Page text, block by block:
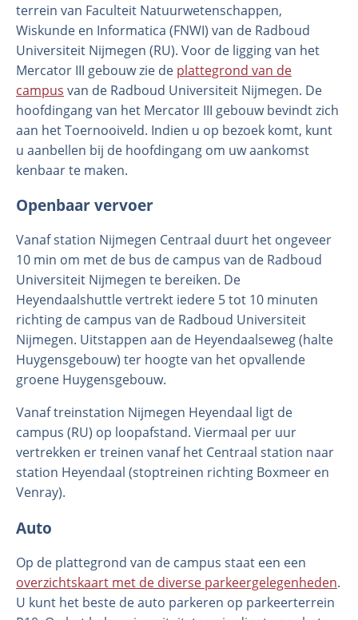
terrein van Faculteit Natuurwetenschappen,
Wiskunde en Informatica (FNWI) van de Radboud
Universiteit Nijmegen (RU). Voor de ligging van het
Mercator III gebouw zie de plattegrond van de
campus van de Radboud Universiteit Nijmegen. De
hoofdingang van het Mercator III gebouw bevindt zich
aan het Toernooiveld. Indien u op bezoek komt, kunt
u aanbellen bij de hoofdingang om uw aankomst
kenbaar te maken.
Openbaar vervoer
Vanaf station Nijmegen Centraal duurt het ongeveer
10 min om met de bus de campus van de Radboud
Universiteit Nijmegen te bereiken. De
Heyendaalshuttle vertrekt iedere 5 tot 10 minuten
richting de campus van de Radboud Universiteit
Nijmegen. Uitstappen aan de Heyendaalseweg (halte
Huygensgebouw) ter hoogte van het opvallende
groene Huygensgebouw.
Vanaf treinstation Nijmegen Heyendaal ligt de
campus (RU) op loopafstand. Viermaal per uur
vertrekken er treinen vanaf het Centraal station naar
station Heyendaal (stoptreinen richting Boxmeer en
Venray).
Auto
Op de plattegrond van de campus staat een een
overzichtskaart met de diverse parkeergelegenheden.
U kunt het beste de auto parkeren op parkeerterrein